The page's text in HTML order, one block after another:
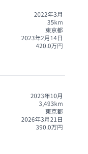
2022年3月
35km
東京都
2023年2月14日
420.0万円
2023年10月
3,493km
東京都
2026年3月21日
390.0万円